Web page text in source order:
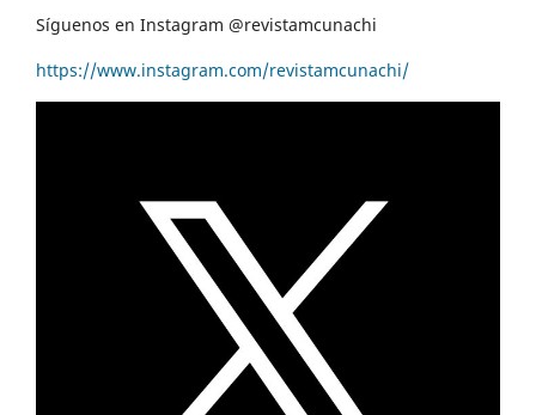
Síguenos en Instagram @revistamcunachi
https://www.instagram.com/revistamcunachi/